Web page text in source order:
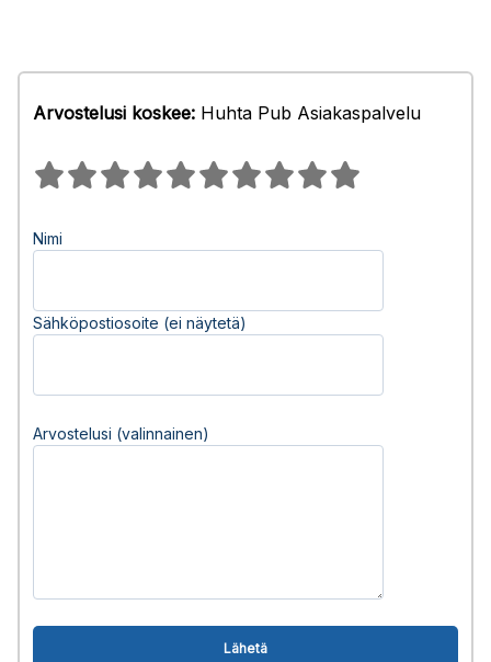
Arvostelusi koskee: Huhta Pub Asiakaspalvelu
Nimi
Sähköpostiosoite (ei näytetä)
Arvostelusi (valinnainen)